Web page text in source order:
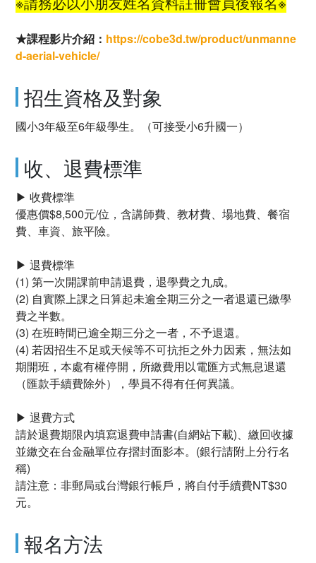
★課程影片介紹： https://cobe3d.tw/product/unmanne
d-aerial-vehicle/
招生資格及對象
國小3年級至6年級學生。（可接受小6升國一）
收、退費標準
▶ 收費標準
優惠價$8,500元/位，含講師費、教材費、場地費、餐宿
費、車資、旅平險。
▶ 退費標準
(1) 第一次開課前申請退費，退學費之九成。
(2) 自實際上課之日算起未逾全期三分之一者退還已繳學
費之半數。
(3) 在班時間已逾全期三分之一者，不予退還。
(4) 若因招生不足或天候等不可抗拒之外力因素，無法如
期開班，本處有權停開，所繳費用以電匯方式無息退還
（匯款手續費除外），學員不得有任何異議。
▶ 退費方式
請於退費期限內填寫退費申請書(自網站下載)、繳回收據
並繳交在台金融單位存摺封面影本。(銀行請附上分行名
稱)
請注意：非郵局或台灣銀行帳戶，將自付手續費NT$30
元。
報名方法